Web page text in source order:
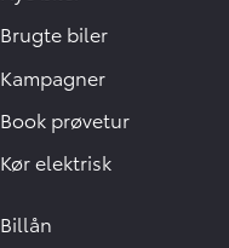
Brugte biler
Kampagner
Book prøvetur
Kør elektrisk
Billån